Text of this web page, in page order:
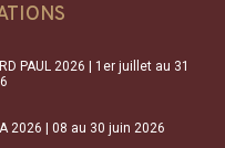
PAUL 2026 | 1er juillet au 31
2026 | 08 au 30 juin 2026